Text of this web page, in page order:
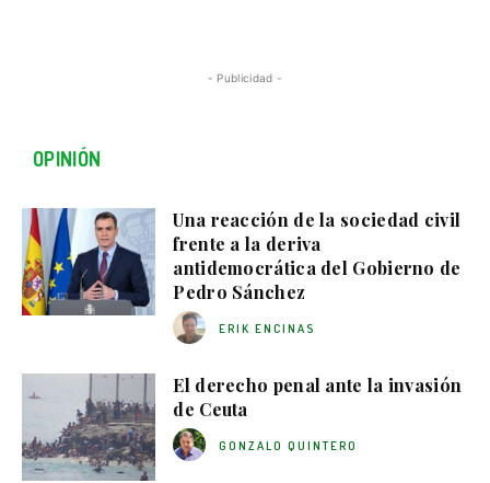
- Publicidad -
OPINIÓN
Una reacción de la sociedad civil
frente a la deriva
antidemocrática del Gobierno de
Pedro Sánchez
ERIK ENCINAS
El derecho penal ante la invasión
de Ceuta
GONZALO QUINTERO